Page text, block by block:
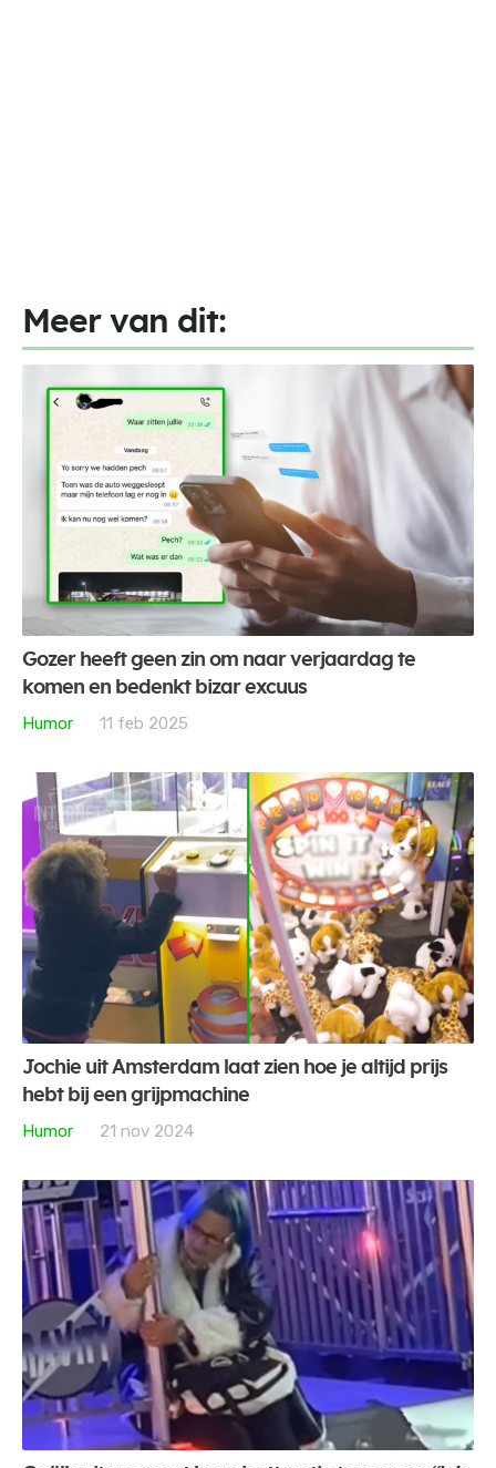
Meer van dit:
Gozer heeft geen zin om naar verjaardag te
komen en bedenkt bizar excuus
Humor
11 feb 2025
Jochie uit Amsterdam laat zien hoe je altijd prijs
hebt bij een grijpmachine
Humor
21 nov 2024